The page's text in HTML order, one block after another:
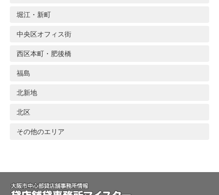
堀江・新町
中央区オフィス街
西区本町・肥後橋
福島
北新地
北区
その他のエリア